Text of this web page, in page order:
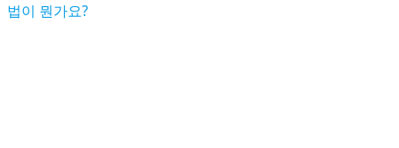
법이 뭔가요?